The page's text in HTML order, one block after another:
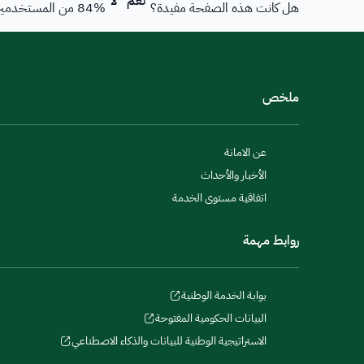
هل كانت هذه الصفحة مفيدة؟ 84% من المستخدمين قالوا نعم من
ملخص
عن الامانة
الأخبار والأحداث
اتفاقية مستوى الخدمة
روابط مهمة
بوابة الخدمة الوطنية
البيانات الحكومية المفتوحة
الاستراتيجية الوطنية للبيانات والذكاء الاصطناعي